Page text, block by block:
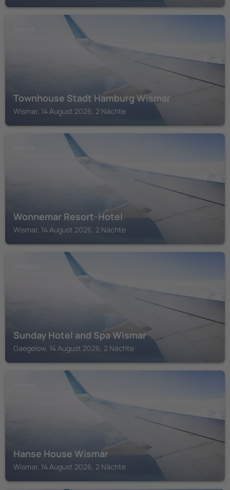
Townhouse Stadt Hamburg Wismar
Wismar, 14 August 2026, 2 Nächte
Wonnemar Resort-Hotel
Wismar, 14 August 2026, 2 Nächte
Sunday Hotel and Spa Wismar
Gaegelow, 14 August 2026, 2 Nächte
Hanse House Wismar
Wismar, 14 August 2026, 2 Nächte